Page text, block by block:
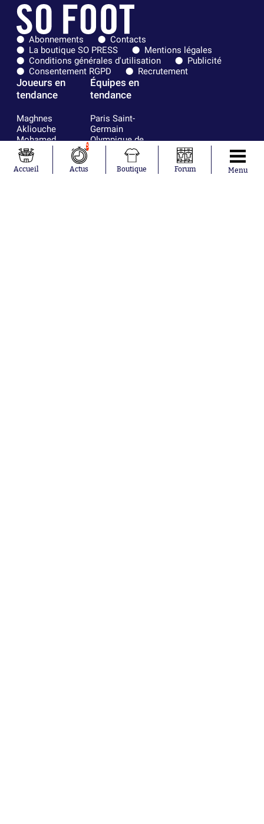
Abonnements
Contacts
La boutique SO PRESS
Mentions légales
Conditions générales d'utilisation
Publicité
Consentement RGPD
Recrutement
Joueurs en
tendance
Maghnes
Akliouche
Mohamed
Salah
Lionel Messi
Ferrán Torres
Équipes en
tendance
Paris Saint-
Germain
Olympique de
Marseille
Real Madrid
FIFA
Accueil
5
Actus Boutique Forum Menu